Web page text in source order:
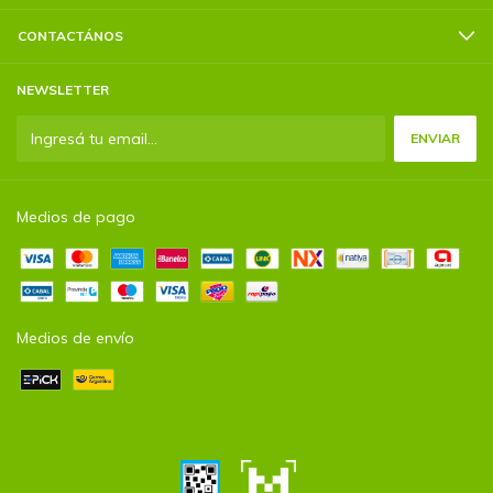
CONTACTÁNOS
NEWSLETTER
Medios de pago
Medios de envío